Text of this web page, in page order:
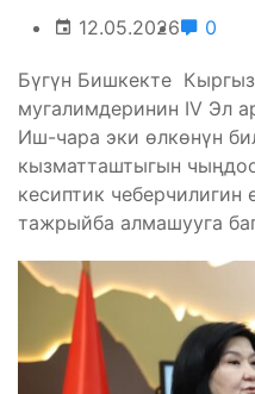
12.05.2026 0
Бүгүн Бишкекте
мугалимдеринин IV Эл
Иш-чара эки өлкөнүн
кызматташтыгын
кесиптик чеберчилигин
тажрыйба алмашууга